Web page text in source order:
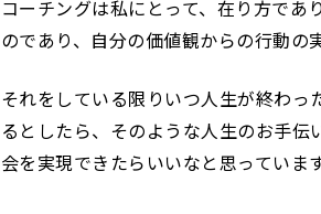
コーチングは私にとって、在り方であ
のであり、自分の価値観からの行動の
それをしている限りいつ人生が終わっ
るとしたら、そのような人生のお手伝
会を実現できたらいいなと思っています